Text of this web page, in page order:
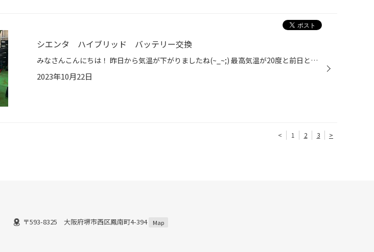
シエンタ ハイブリッド バッテリー交換
みなさんこんにちは！ 昨日から気温が下がりましたね(~_~;) 最高気温が20度と前日と比べると6度くらい低くな りました。 寒くなると心配なのがバッテリーです。 今回はシエンタハイブリッドのバッテリー交換の ご紹介です。 シエンタハイブリッドは後ろの荷室にバッテリーが 搭載されてます。 当店...
2023年10月22日
< 1 2 3 >
〒593-8325 大阪府堺市西区鳳南町4-394 Map